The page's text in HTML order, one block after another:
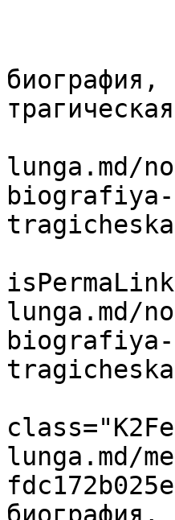
биография,
lunga.md/
biografiya-
lunga.md/
biografiya-
lunga.md/